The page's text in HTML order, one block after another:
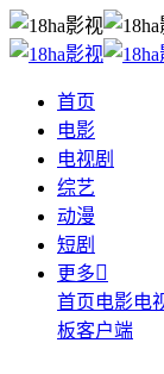
首页
电影
电视剧
综艺
动漫
短剧
更多
首页电影电
板客户端